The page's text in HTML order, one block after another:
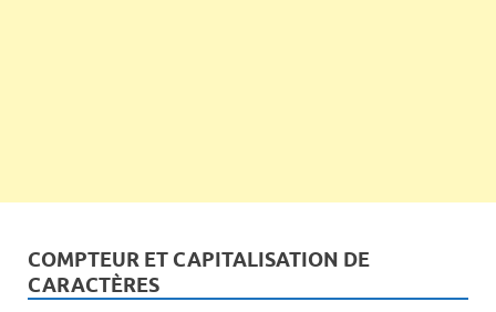
COMPTEUR ET CAPITALISATION DE
CARACTÈRES